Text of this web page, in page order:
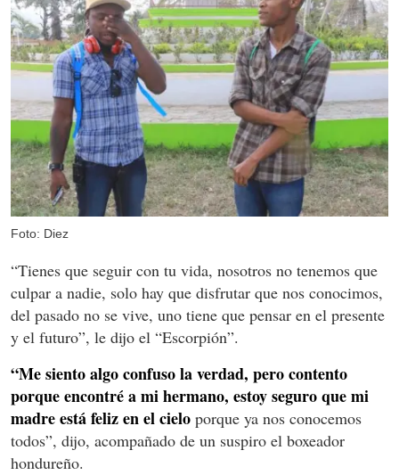
Foto: Diez
“Tienes que seguir con tu vida, nosotros no tenemos que
culpar a nadie, solo hay que disfrutar que nos conocimos,
del pasado no se vive, uno tiene que pensar en el presente
y el futuro”, le dijo el “Escorpión”.
“Me siento algo confuso la verdad, pero contento
porque encontré a mi hermano, estoy seguro que mi
madre está feliz en el cielo porque ya nos conocemos
todos”, dijo, acompañado de un suspiro el boxeador
hondureño.